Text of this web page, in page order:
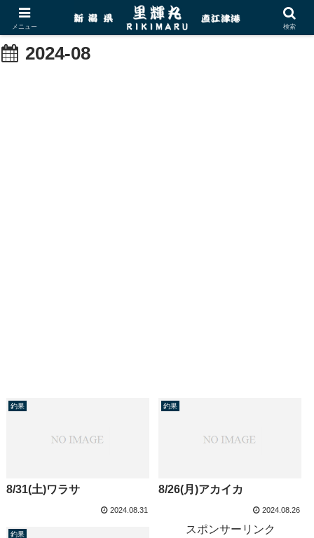
2024-08
釣果
8/31(土)ワラサ
2024.08.31
釣果
8/26(月)アカイカ
2024.08.26
釣果 スポンサーリンク
メニュー 検索